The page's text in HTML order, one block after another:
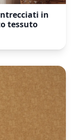
in
tessuto